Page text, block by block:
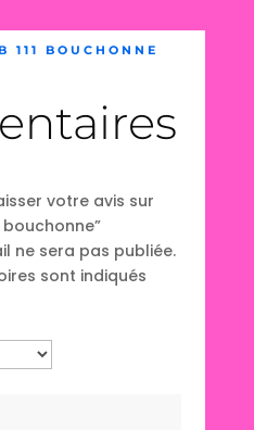
111 BOUCHONNE
votre avis sur
bouchonne”
ne sera pas publiée.
sont indiqués